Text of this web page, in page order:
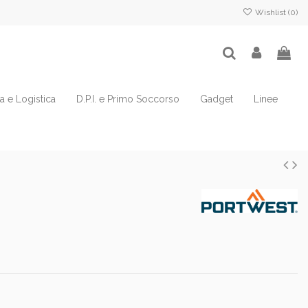
Wishlist (0)
e Logistica D.P.I. e Primo Soccorso Gadget Linee